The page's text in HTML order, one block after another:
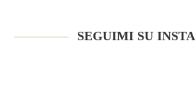
SEGUIMI SU